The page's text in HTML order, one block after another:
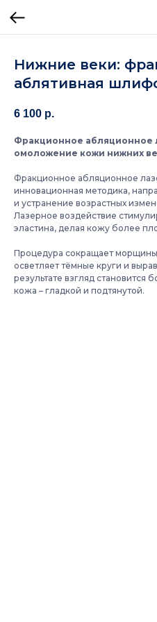
Нижние веки:
аблятивная
6 100 р.
Фракционное абляционное
омоложение кожи нижних
Фракционное абляционное
инновационная методика,
и устранение возрастных
Лазерное воздействие
эластина, делая кожу более
Процедура сокращает
осветляет тёмные круги и
результате взгляд
кожа – гладкой и подтянутой.